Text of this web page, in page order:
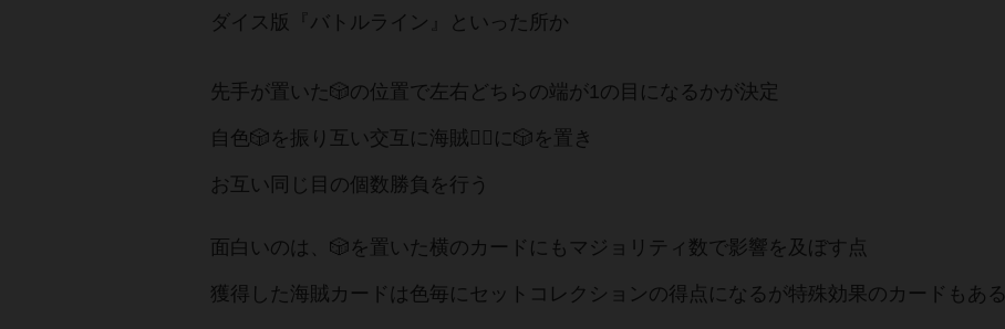
ダイス版『バトルライン』といった所か
先手が置いた🎲の位置で左右どちらの端が1の目になるかが決定
自色🎲を振り互い交互に海賊🏴‍☠️に🎲を置き
お互い同じ目の個数勝負を行う
面白いのは、🎲を置いた横のカードにもマジョリティ数で影響を及ぼす点
獲得した海賊カードは色毎にセットコレクションの得点になるが特殊効果のカードもある